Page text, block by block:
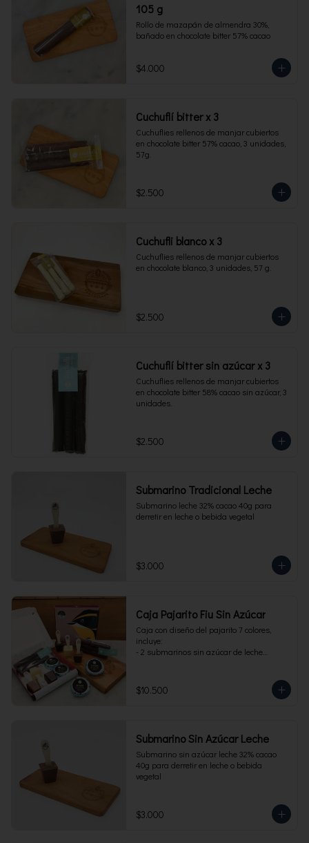
105 g
Rollo de mazapán de almendra 30%,
bañado en chocolate bitter 57% cacao
$4.000
Cuchuflí bitter x 3
Cuchuflies rellenos de manjar cubiertos
en chocolate bitter 57% cacao, 3 unidades,
57g.
$2.500
Cuchufli blanco x 3
Cuchuflies rellenos de manjar cubiertos
en chocolate blanco, 3 unidades, 57 g.
$2.500
Cuchuflí bitter sin azúcar x 3
Cuchuflies rellenos de manjar cubiertos
en chocolate bitter 58% cacao sin azúcar, 3
unidades.
$2.500
Submarino Tradicional Leche
Submarino leche 32% cacao 40g para
derretir en leche o bebida vegetal
$3.000
Caja Pajarito Fiu Sin Azúcar
Caja con diseño del pajarito 7 colores,
incluye:
- 2 submarinos sin azúcar de leche
$10.500
Submarino Sin Azúcar Leche
Submarino sin azúcar leche 32% cacao
40g para derretir en leche o bebida
vegetal
$3.000